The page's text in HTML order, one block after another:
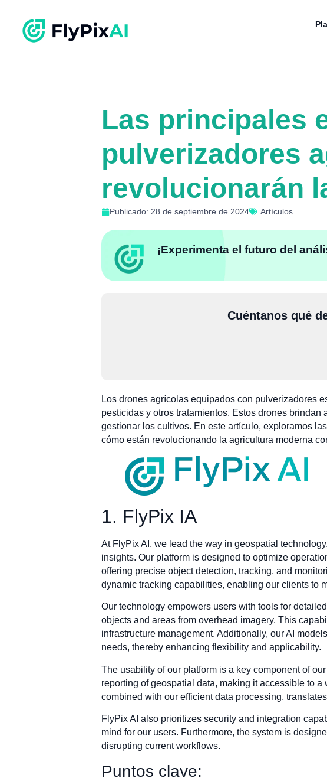
Las principales
pulverizadores
revolucionarán
Publicado: 28 de septiembre de 2024 Artículos
¡Experimenta el futuro del
Cuéntanos qué
Los drones agrícolas equipados con pulverizadores
pesticidas y otros tratamientos. Estos drones
gestionar los cultivos. En este artículo, exploramos
cómo están revolucionando la agricultura moderna
1. FlyPix IA
At FlyPix AI, we lead the way in geospatial
insights. Our platform is designed to optimize
offering precise object detection, tracking, and
dynamic tracking capabilities, enabling our clients to
Our technology empowers users with tools for
objects and areas from overhead imagery. This
infrastructure management. Additionally, our AI
needs, thereby enhancing flexibility and applicability.
The usability of our platform is a key component of
reporting of geospatial data, making it accessible to
combined with our efficient data processing,
FlyPix AI also prioritizes security and integration
mind for our users. Furthermore, the system is
disrupting current workflows.
Puntos clave: